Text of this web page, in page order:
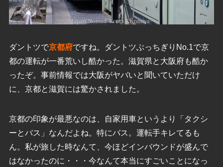
ダントツで京都府ですね。ダントツぶっちぎりNo.1で京
都の運転が一番荒いし酷かった。滋賀県と大阪府も酷か
ったぞ。事前情報では大阪がヤバいと聞いていただけ
に、京都と滋賀には驚かされました。
京都の印象が最悪なのは、自家用車というより「タクシ
ーとバス」なんだよね。特にバス。運転手キレてるも
ん。私が旅した時なんて、今ほどインバウンドが盛んで
はなかったのに・・・今なんて本当にすごいことになっ